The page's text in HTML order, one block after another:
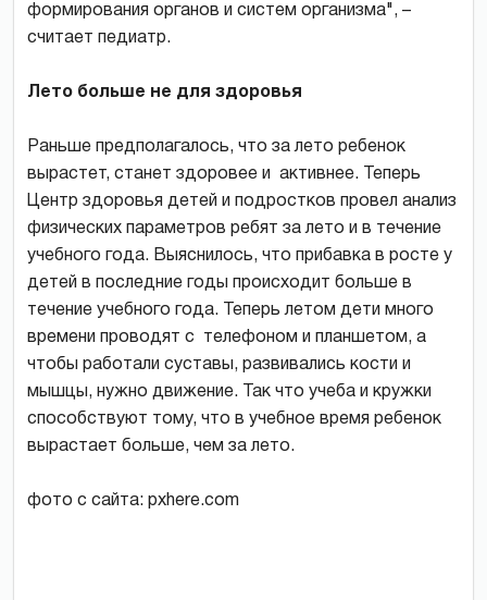
формирования органов и систем организма", –
считает педиатр.
Лето больше не для здоровья
Раньше предполагалось, что за лето ребенок
вырастет, станет здоровее и активнее. Теперь
Центр здоровья детей и подростков провел анализ
физических параметров ребят за лето и в течение
учебного года. Выяснилось, что прибавка в росте у
детей в последние годы происходит больше в
течение учебного года. Теперь летом дети много
времени проводят с телефоном и планшетом, а
чтобы работали суставы, развивались кости и
мышцы, нужно движение. Так что учеба и кружки
способствуют тому, что в учебное время ребенок
вырастает больше, чем за лето.
фото с сайта: pxhere.com